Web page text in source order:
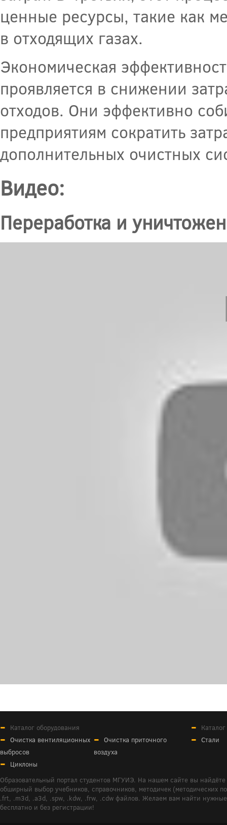
ценные ресурсы, такие как
в отходящих газах.
Экономическая
проявляется в снижении
отходов. Они эффективно
предприятиям сократить
дополнительных очистных
Видео:
Переработка и
Каталог оборудования
Очистка вентиляционных
выбросов
Очистка приточного
воздуха
Циклоны
Стали
Образовательный портал студентов МГУИЭ. На нашем сайте вы
обширный выбор учебников, справочников, методичек (методических
.frt, .m3d, .a3d, .spw, .kdw, .frw, .cdw файлов. Желаем вам найти
бесплатно и без регистрации!